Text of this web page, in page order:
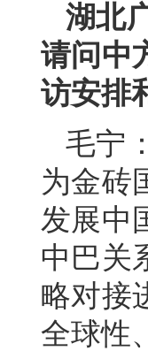
湖北
请问中
访安排
毛宁
为金砖
发展中
中巴关
略对接
全球性